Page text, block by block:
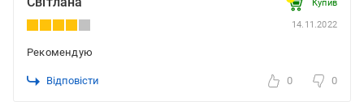
Купив
14.11.2022
Рекомендую
Відповісти 0 0